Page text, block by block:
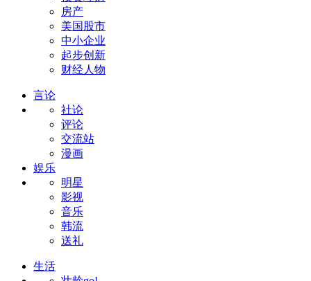
房产
美国股市
中小企业
起步创新
财经人物
言论
社论
评论
交流站
漫画
娱乐
明星
影视
音乐
韩流
送礼
生活